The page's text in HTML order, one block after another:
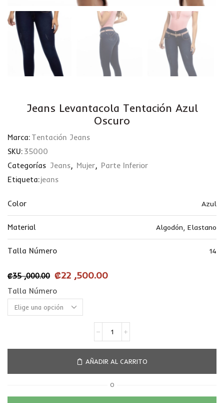
Jeans Levantacola Tentación Azul
Oscuro
Marca: Tentación Jeans
SKU: 35000
Categorías Jeans, Mujer, Parte Inferior
Etiqueta:jeans
Color Azul
Material Algodón, Elastano
Talla Número 14
₡35 ,000.00 ₡22 ,500.00
Talla Número
AÑADIR AL CARRITO
O